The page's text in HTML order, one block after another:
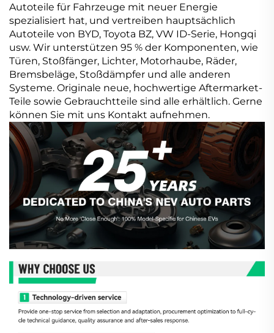
Autoteile für Fahrzeuge mit neuer Energie
spezialisiert hat, und vertreiben hauptsächlich
Autoteile von BYD, Toyota BZ, VW ID-Serie, Hongqi
usw. Wir unterstützen 95 % der Komponenten, wie
Türen, Stoßfänger, Lichter, Motorhaube, Räder,
Bremsbeläge, Stoßdämpfer und alle anderen
Systeme. Originale neue, hochwertige Aftermarket-
Teile sowie Gebrauchtteile sind alle erhältlich. Gerne
können Sie mit uns Kontakt aufnehmen.